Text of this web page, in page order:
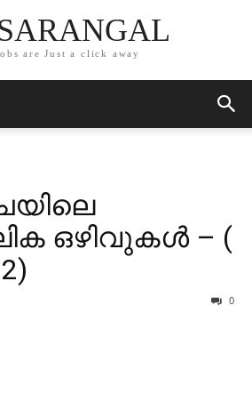
are Just a click away
ഒഴിവുകൾ – (
0